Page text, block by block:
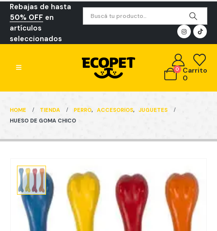
Rebajas de hasta
50% OFF en
artículos
seleccionados
0
Carrito
0
HOME TIENDA PERRO, ACCESORIOS, JUGUETES
HUESO DE GOMA CHICO